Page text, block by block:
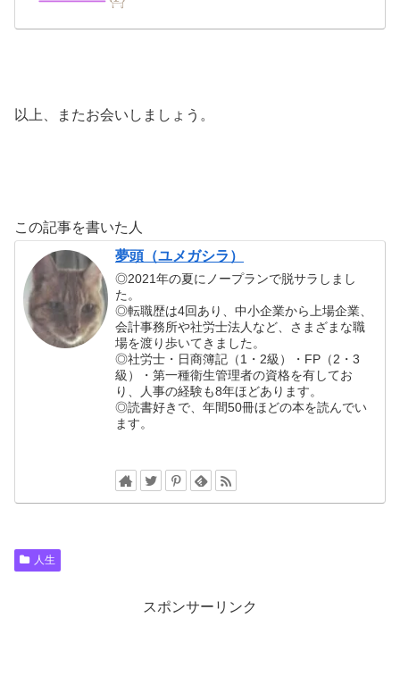
以上、またお会いしましょう。
この記事を書いた人
夢頭（ユメガシラ）
◎2021年の夏にノープランで脱サラしまし
た。
◎転職歴は4回あり、中小企業から上場企業、
会計事務所や社労士法人など、さまざまな職
場を渡り歩いてきました。
◎社労士・日商簿記（1・2級）・FP（2・3
級）・第一種衛生管理者の資格を有してお
り、人事の経験も8年ほどあります。
◎読書好きで、年間50冊ほどの本を読んでい
ます。
人生
スポンサーリンク